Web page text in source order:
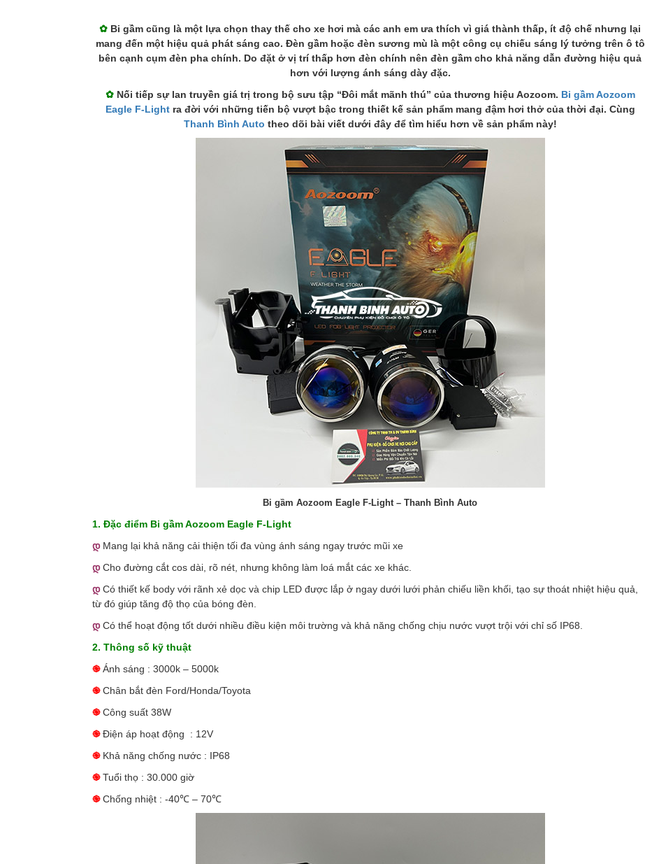
✿ Bi gầm cũng là một lựa chọn thay thế cho xe hơi mà các anh em ưa thích vì giá thành thấp, ít độ chế nhưng lại
mang đến một hiệu quả phát sáng cao. Đèn gầm hoặc đèn sương mù là một công cụ chiếu sáng lý tưởng trên ô tô
bên cạnh cụm đèn pha chính. Do đặt ở vị trí thấp hơn đèn chính nên đèn gầm cho khả năng dẫn đường hiệu quả
hơn với lượng ánh sáng dày đặc.
✿Nối tiếp sự lan truyền giá trị trong bộ sưu tập “Đôi mắt mãnh thú” của thương hiệu Aozoom. Bi gầm Aozoom
Eagle F-Lightra đời với những tiến bộ vượt bậc trong thiết kế sản phẩm mang đậm hơi thở của thời đại. Cùng
Thanh Bình Auto theo dõi bài viết dưới đây để tìm hiểu hơn về sản phẩm này!
Bi gầm Aozoom Eagle F-Light – Thanh Bình Auto
1. Đặc điểm Bi gầm Aozoom Eagle F-Light
დMang lại khả năng cải thiện tối đa vùng ánh sáng ngay trước mũi xe
დCho đường cắt cos dài, rõ nét, nhưng không làm loá mắt các xe khác.
დCó thiết kế body với rãnh xẻ dọc và chip LED được lắp ở ngay dưới lưới phản chiếu liền khối, tạo sự thoát nhiệt hiệu quả,
từ đó giúp tăng độ thọ của bóng đèn.
დCó thể hoạt động tốt dưới nhiều điều kiện môi trường và khả năng chống chịu nước vượt trội với chỉ số IP68.
2. Thông số kỹ thuật
֎Ánh sáng : 3000k – 5000k
֎Chân bắt đèn Ford/Honda/Toyota
֎Công suất 38W
֎Điện áp hoạt động : 12V
֎ Khả năng chống nước : IP68
֎Tuổi thọ : 30.000 giờ
֎Chống nhiệt : -40℃ – 70℃